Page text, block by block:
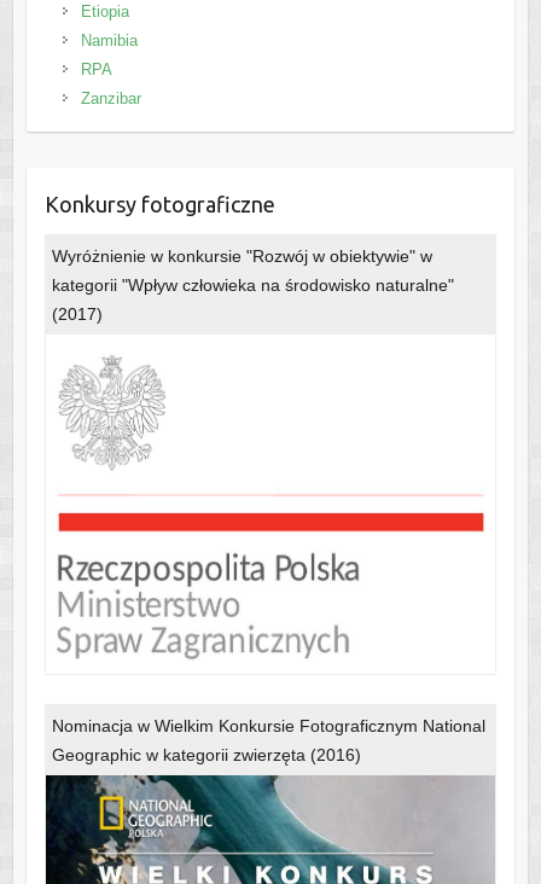
Etiopia
Namibia
RPA
Zanzibar
Konkursy fotograficzne
Wyróżnienie w konkursie "Rozwój w obiektywie" w
kategorii "Wpływ człowieka na środowisko naturalne"
(2017)
Nominacja w Wielkim Konkursie Fotograficznym National
Geographic w kategorii zwierzęta (2016)